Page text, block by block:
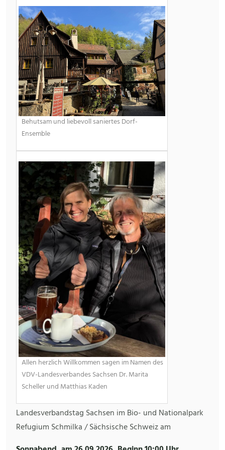
Behutsam und liebevoll saniertes Dorf-
Ensemble
Allen herzlich Willkommen sagen im Namen des
VDV-Landesverbandes Sachsen Dr. Marita
Scheller und Matthias Kaden
Landesverbandstag Sachsen im Bio- und Nationalpark
Refugium Schmilka / Sächsische Schweiz am